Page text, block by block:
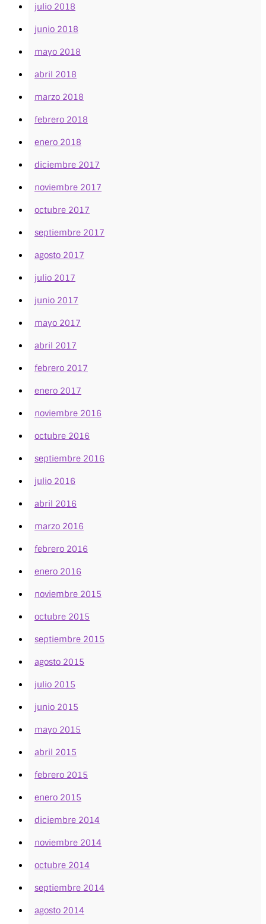
julio 2018
junio 2018
mayo 2018
abril 2018
marzo 2018
febrero 2018
enero 2018
diciembre 2017
noviembre 2017
octubre 2017
septiembre 2017
agosto 2017
julio 2017
junio 2017
mayo 2017
abril 2017
febrero 2017
enero 2017
noviembre 2016
octubre 2016
septiembre 2016
julio 2016
abril 2016
marzo 2016
febrero 2016
enero 2016
noviembre 2015
octubre 2015
septiembre 2015
agosto 2015
julio 2015
junio 2015
mayo 2015
abril 2015
febrero 2015
enero 2015
diciembre 2014
noviembre 2014
octubre 2014
septiembre 2014
agosto 2014